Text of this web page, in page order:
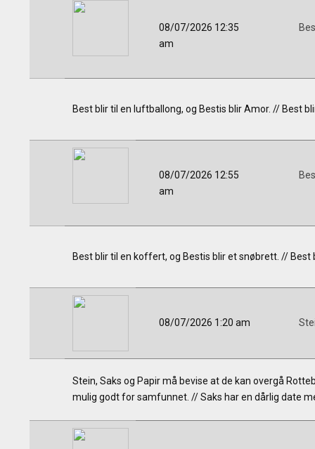
08/07/2026 12:35
am
Best blir til en luftballong, og Bestis blir Amor. // Best
08/07/2026 12:55
am
Best blir til en koffert, og Bestis blir et snøbrett. //
08/07/2026 1:20 am
Stein, Saks og Papir må bevise at de kan overgå
mulig godt for samfunnet. // Saks har en dårlig date